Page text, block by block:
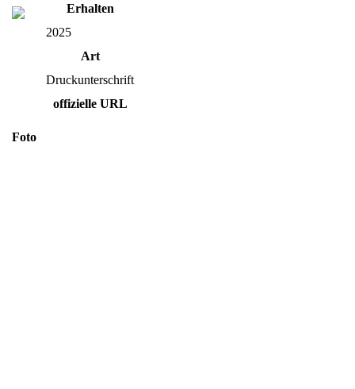
Erhalten
2025
Art
Druckunterschrift
offizielle URL
Foto